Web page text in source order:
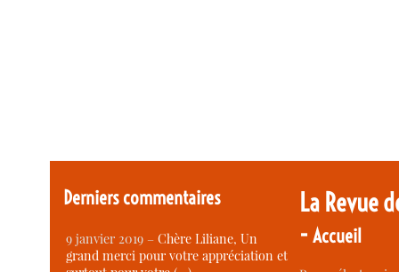
Derniers commentaires
9 janvier 2019 –Chère Liliane, Un
grand merci pour votre appréciation et
La Revue
-Accueil